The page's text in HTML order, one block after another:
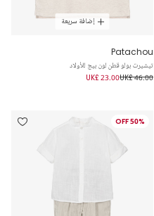
إضافة سريعة
Patachou
تيشيرت بولو قطن لون بيج للأولاد
UK£ 46.00
UK£ 23.00
50% OFF